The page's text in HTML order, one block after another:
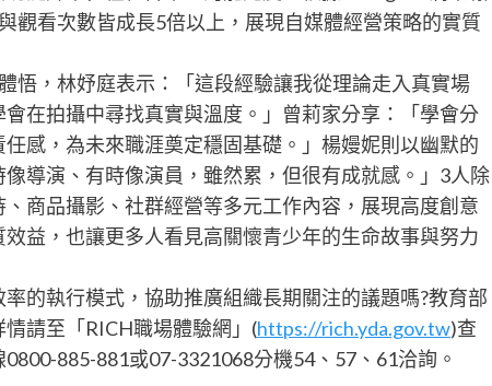
觀看次數皆成長5倍以上，展現自媒體經營策略的實質
悟，林妤庭表示：「這段經驗讓我從理論走入真實場
在拍攝中尋找真實與溫度。」曾莉家分享：「學會分
感，為未來職涯奠定穩固基礎。」楊嫚妮則以幽默的
導演、有時像演員，雖然累，但很有成就感。」3人除
商品攝影、社群經營等多元工作內容，展現高度創意
益，也讓更多人看見高關懷青少年的生命故事與努力
的執行模式，協助推廣組織長期關注的議題嗎?教育部
請至「RICH職場體驗網」(https://rich.yda.gov.tw)查
885-881或07-3321068分機54、57、61洽詢。